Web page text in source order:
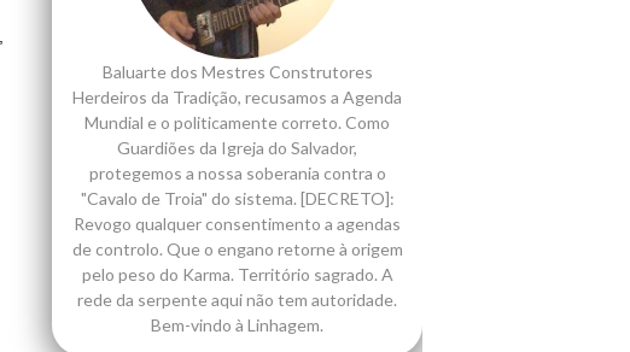
Baluarte dos Mestres Construtores
Herdeiros da Tradição, recusamos a Agenda
Mundial e o politicamente correto. Como
Guardiões da Igreja do Salvador,
protegemos a nossa soberania contra o
"Cavalo de Troia" do sistema. [DECRETO]:
Revogo qualquer consentimento a agendas
de controlo. Que o engano retorne à origem
pelo peso do Karma. Território sagrado. A
rede da serpente aqui não tem autoridade.
Bem-vindo à Linhagem.